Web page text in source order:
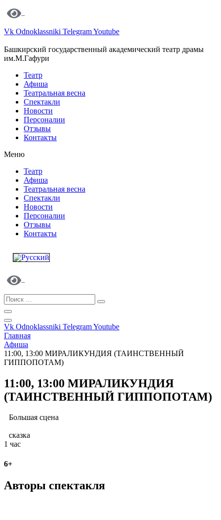
Vk Odnoklassniki TelegramYoutube
Башкирский государственный академический театр драмы
им.М.Гафури
Театр
Афиша
Театральная весна
Спектакли
Новости
Персоналии
Отзывы
Контакты
Меню
Театр
Афиша
Театральная весна
Спектакли
Новости
Персоналии
Отзывы
Контакты
Vk Odnoklassniki TelegramYoutube
Главная
Афиша
11:00, 13:00 МИРАЛИКУНДИЯ (ТАИНСТВЕННЫЙ
ГИППОПОТАМ)
11:00, 13:00 МИРАЛИКУНДИЯ
(ТАИНСТВЕННЫЙ ГИППОПОТАМ)
Большая сцена
сказка
1 час
6+
Авторы спектакля